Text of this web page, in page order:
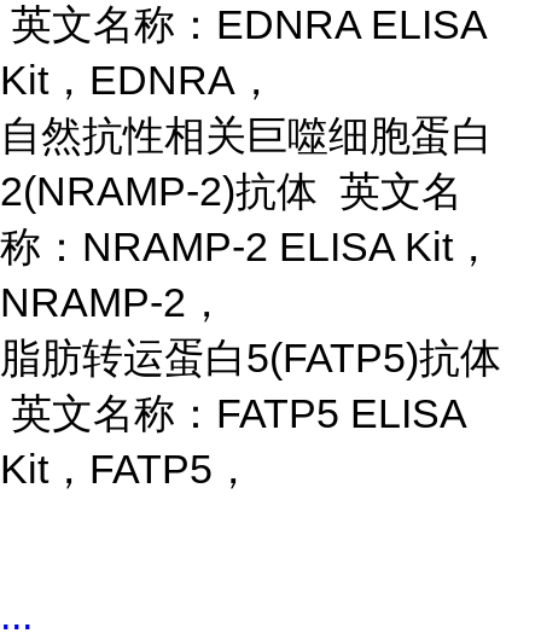
英文名称：EDNRA ELISA
Kit，EDNRA，
自然抗性相关巨噬细胞蛋白
2(NRAMP-2)抗体 英文名
称：NRAMP-2 ELISA Kit，
NRAMP-2，
脂肪转运蛋白5(FATP5)抗体
英文名称：FATP5 ELISA
Kit，FATP5，
...